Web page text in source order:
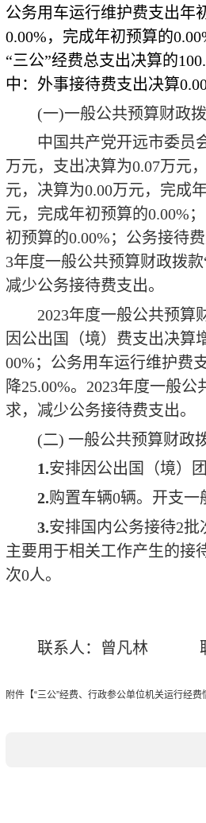
公务用车运行维护费支出年
0.00%，完成年初预算的
“三公”经费总支出决算的
中：外事接待费支出决算
(一)一般公共预算财政
中国共产党开远市委员
万元，支出决算为0.07万元
元，决算为0.00万元，完成
元，完成年初预算的0.00%
初预算的0.00%；公务接待
3年度一般公共预算财政拨款
减少公务接待费支出。
2023年度一般公共预算
因公出国（境）费支出决算
00%；公务用车运行维护费
降25.00%。 2023年度一般公
求，减少公务接待费支出。
(二) 一般公共预算财政
1.安排因公出国（境）
2.购置车辆0辆。开支一
3.安排国内公务接待2批
主要用于相关工作产生的接
次0人。
联系人：曾凡林
附件【“三公”经费、行政参公单位机关运行经费